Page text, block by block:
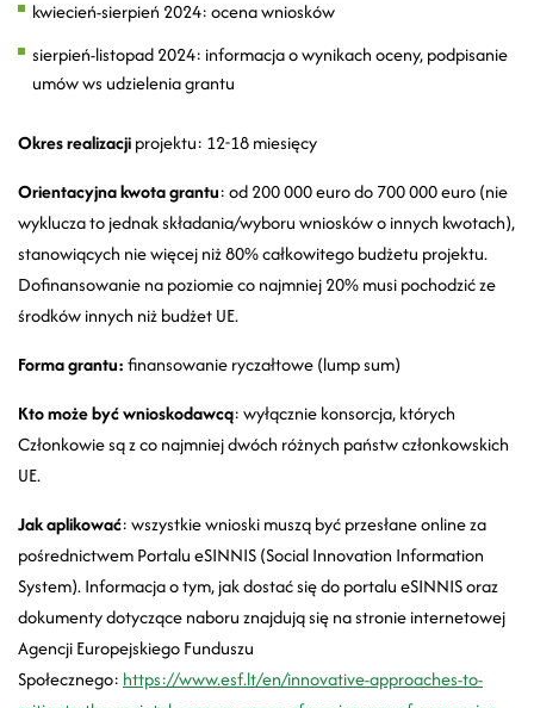
kwiecień-sierpień 2024: ocena wniosków
sierpień-listopad 2024: informacja o wynikach oceny, podpisanie
umów ws udzielenia grantu
Okres realizacjiprojektu: 12-18 miesięcy
Orientacyjna kwota grantu: od 200 000 euro do 700 000 euro (nie
wyklucza to jednak składania/wyboru wniosków o innych kwotach),
stanowiących nie więcej niż 80% całkowitego budżetu projektu.
Dofinansowanie na poziomie co najmniej 20% musi pochodzić ze
środków innych niż budżet UE.
Forma grantu:finansowanie ryczałtowe (lump sum)
Kto może być wnioskodawcą: wyłącznie konsorcja, których
Członkowie są z co najmniej dwóch różnych państw członkowskich
UE.
Jak aplikować: wszystkie wnioski muszą być przesłane online za
pośrednictwem Portalu eSINNIS (Social Innovation Information
System). Informacja o tym, jak dostać się do portalu eSINNIS oraz
dokumenty dotyczące naboru znajdują się na stronie internetowej
Agencji Europejskiego Funduszu
Społecznego: https://www.esf.lt/en/innovative-approaches-to-